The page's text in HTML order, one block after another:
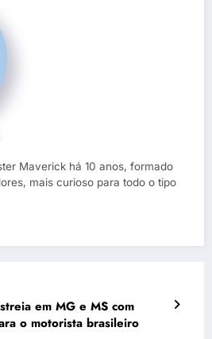
Maverick há 10 anos, formado
mais curioso para todo o tipo
em MG e MS com
o motorista brasileiro